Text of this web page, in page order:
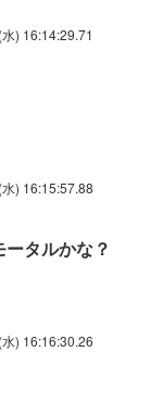
) 16:14:29.71
) 16:15:57.88
タルかな？
) 16:16:30.26